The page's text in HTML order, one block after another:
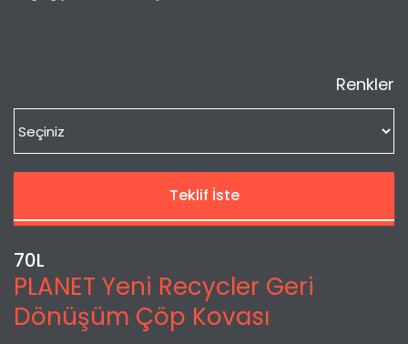
Renkler
Teklif İste
70L
PLANET Yeni Recycler Geri
Dönüşüm Çöp Kovası